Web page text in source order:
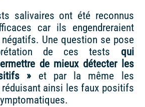
salivaires ont été reconnus
car ils engendreraient
Une question se pose
de ces tests qui
de mieux détecter les
» et par la même les
réduisant ainsi les faux positifs